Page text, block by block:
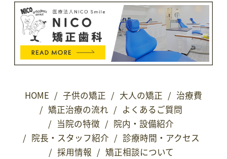
HOME / 子供の矯正 / 大人の矯正 / 治療費
/ 矯正治療の流れ / よくあるご質問
/ 当院の特徴 / 院内・設備紹介
/ 院長・スタッフ紹介 / 診療時間・アクセス
/ 採用情報 / 矯正相談について